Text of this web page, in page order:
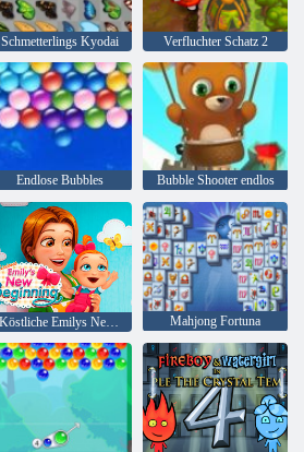
Schmetterlings Kyodai Verfluchter Schatz 2
Endlose Bubbles Bubble Shooter endlos
Köstliche Emilys New Beginning Mahjong Fortuna